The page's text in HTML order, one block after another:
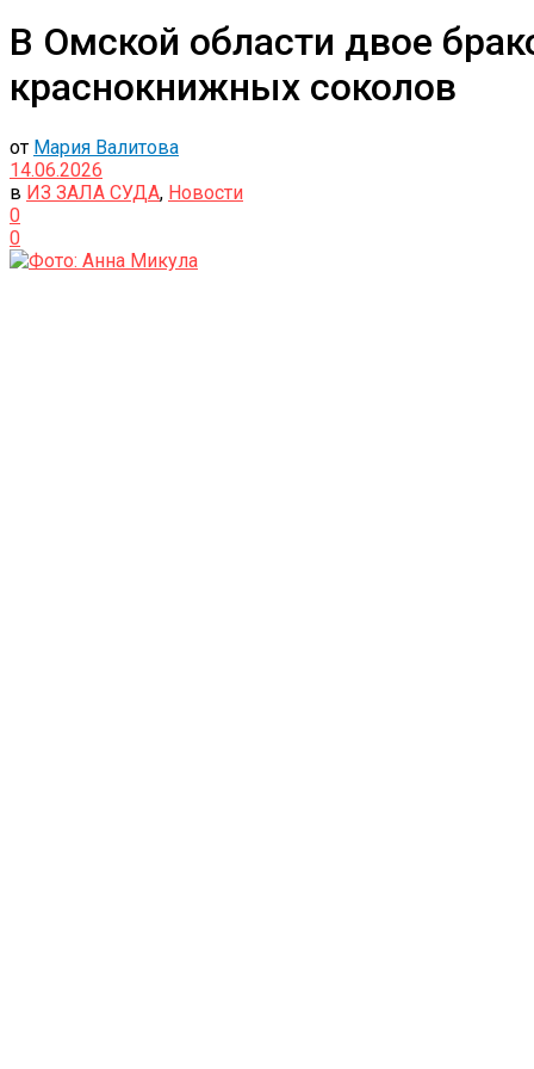
В Омской области двое
краснокнижных соколов
от Мария Валитова
14.06.2026
в ИЗ ЗАЛА СУДА, Новости
0
0